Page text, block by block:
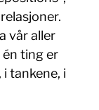
vår aller
ting er
tankene, i